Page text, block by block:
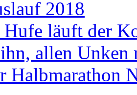
2018
Hufe läuft der
allen Unken
Halbmarathon